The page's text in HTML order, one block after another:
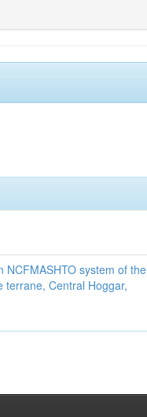
NCFMASHTO system of the
terrane, Central Hoggar,